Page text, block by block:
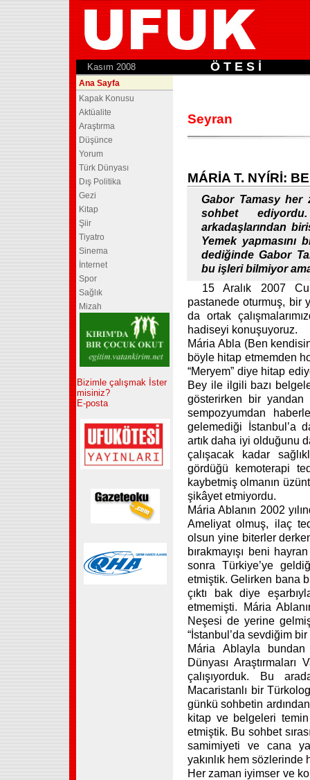
Kasım 2008 Ö T E S İ
Ana Sayfa
Kapak Konusu
Aktüalite
Araştırma
Düşünce
Yorum
Türk Dünyası
Dış Politika
Gezi
Kitap
Şiir
Tiyatro
Sinema
İnternet
Spor
Sağlık
Mizah
Bizimle çalışmak İster
misiniz?
E-posta
Seyran
MÁRİA T. NYÍRİ:
Gabor Tamasy her
sohbet
arkadaşlarından
Yemek yapmasını
dediğinde Gabor
bu işleri bilmiyor
15 Aralık 2007
pastanede oturmuş, bir
da ortak
hadiseyi konuşuyoruz.
Mária Abla (Ben
böyle hitap etmemden
“Meryem” diye hitap
Bey ile ilgili bazı
gösterirken bir yandan
sempozyumdan
gelemediği İstanbul’a
artık daha iyi olduğunu
çalışacak kadar
gördüğü kemoterapi
kaybetmiş olmanın
şikâyet etmiyordu.
Mária Ablanın 2002
Ameliyat olmuş, ilaç
olsun yine biterler
bırakmayışı beni
sonra Türkiye’ye
etmiştik. Gelirken bana
çıktı bak diye
etmemişti. Mária
Neşesi de yerine
“İstanbul’da sevdiğim
Mária Ablayla bundan
Dünyası Araştırmaları
çalışıyorduk. Bu
Macaristanlı bir
günkü sohbetin
kitap ve belgeleri
etmiştik. Bu sohbet
samimiyeti ve cana
yakınlık hem sözlerinde
Her zaman iyimser ve